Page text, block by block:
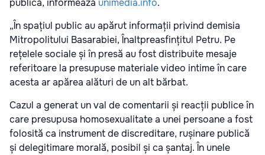
publică, informează unimedia.info.
„În spațiul public au apărut informații privind demisia
Mitropolitului Basarabiei, Înaltpreasfințitul Petru. Pe
rețelele sociale și în presă au fost distribuite mesaje
referitoare la presupuse materiale video intime în care
acesta ar apărea alături de un alt bărbat.
Cazul a generat un val de comentarii și reacții publice în
care presupusa homosexualitate a unei persoane a fost
folosită ca instrument de discreditare, rușinare publică
și delegitimare morală, posibil și ca șantaj. În unele